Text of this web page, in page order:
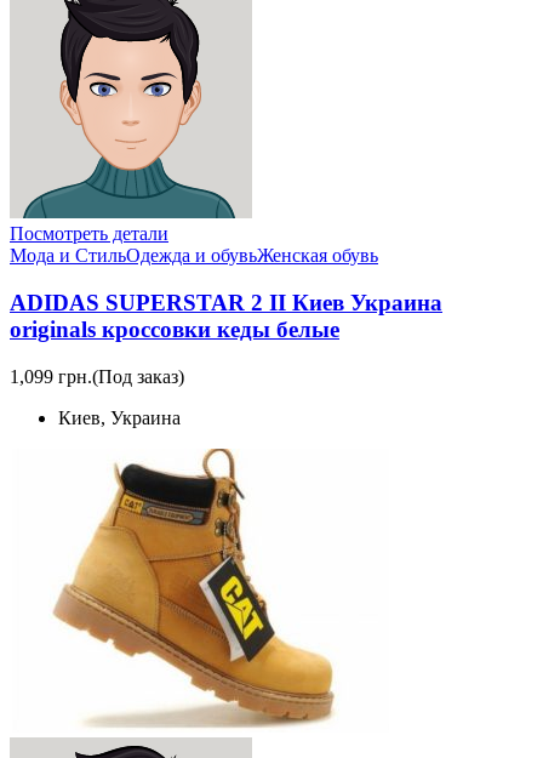
Посмотреть детали
Мода и СтильОдежда и обувьЖенская обувь
ADIDAS SUPERSTAR 2 II Киев Украина
originals кроссовки кеды белые
1,099 грн.(Под заказ)
Киев, Украина